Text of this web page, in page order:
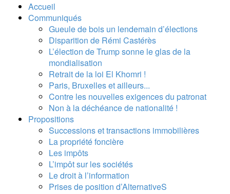
Accueil
Communiqués
Gueule de bois un lendemain d’élections
Disparition de Rémi Castérès
L’élection de Trump sonne le glas de la
mondialisation
Retrait de la loi El Khomri !
Paris, Bruxelles et ailleurs...
Contre les nouvelles exigences du patronat
Non à la déchéance de nationalité !
Propositions
Successions et transactions immobilières
La propriété foncière
Les impôts
L’impôt sur les sociétés
Le droit à l’information
Prises de position d’AlternativeS